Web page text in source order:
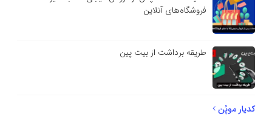
فروشگاه‌های آنلاین
طریقه برداشت از بیت پین
کدیار موپُن